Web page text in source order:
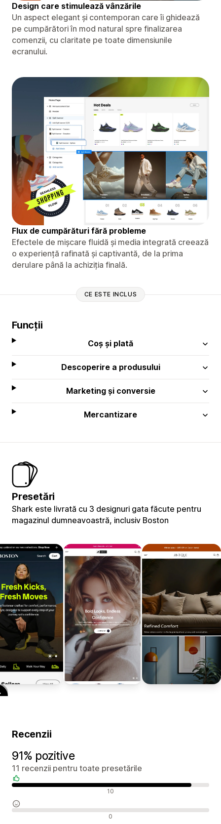
Design care stimulează vânzările
Un aspect elegant și contemporan care îi ghidează
pe cumpărători în mod natural spre finalizarea
comenzii, cu claritate pe toate dimensiunile
ecranului.
Flux de cumpărături fără probleme
Efectele de mișcare fluidă și media integrată creează
o experiență rafinată și captivantă, de la prima
derulare până la achiziția finală.
CE ESTE INCLUS
Funcții
Coș și plată
Descoperire a produsului
Marketing și conversie
Mercantizare
Presetări
Shark este livrată cu 3 designuri gata făcute pentru
magazinul dumneavoastră, inclusiv Boston
Recenzii
91% pozitive
11 recenzii pentru toate presetările
10
0